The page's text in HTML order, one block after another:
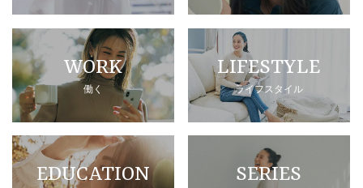
WORK
働く
LIFESTYLE
ライフスタイル
EDUCATION SERIES